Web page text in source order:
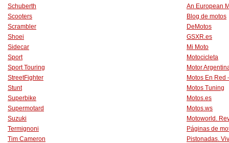
Schuberth
Scooters
Scrambler
Shoei
Sidecar
Sport
Sport Touring
StreetFighter
Stunt
Superbike
Supermotard
Suzuki
Termignoni
Tim Cameron
An European
Blog de motos
DeMotos
GSXR.es
Mi Moto
Motocicleta
Motor
Motos En Red
Motos Tuning
Motos.es
Motos.ws
Motoworld.
Páginas de
Pistonadas.